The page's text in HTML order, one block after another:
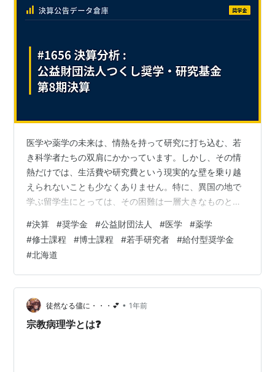
医学や薬学の未来は、情熱を持って研究に打ち込む、若
き科学者たちの双肩にかかっています。しかし、その情
熱だけでは、生活費や研究費という現実的な壁を乗り越
えられないことも少なくありません。特に、異国の地で
学ぶ留学生にとっては、その困難は一層大きなものとな
から静かに、しかし力強く支え続ける奨学財団がありま
す。 その名は、「公益財団法人つくし奨学・研究基
金」。札幌を拠点に、北海道大学や地元の有力企業の支
援を受け、医学・薬学分野の大学院生に返還不要の奨学
金を給付する活動を続けています。今回は、この若き才
能への「投資」を唯一の目的とする公益財団法人の決算
公…
#決算 #奨学金 #公益財団法人 #医学 #薬学
#修士課程 #博士課程 #若手研究者 #給付型奨学金
#北海道
徒然なる儘に・・・💕 • 1年前
宗教病理学とは❓